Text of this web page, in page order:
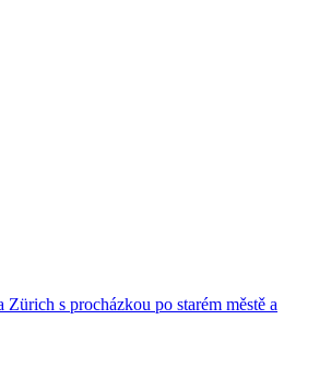
Zürich s procházkou po starém městě a